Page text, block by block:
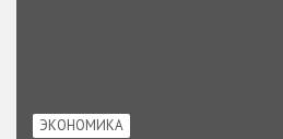
ЭКОНОМИКА